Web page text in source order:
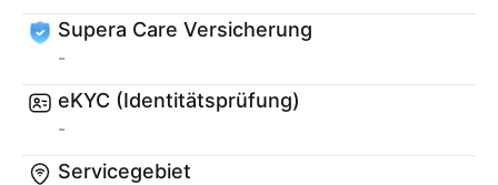
Supera Care Versicherung
-
eKYC (Identitätsprüfung)
-
Servicegebiet